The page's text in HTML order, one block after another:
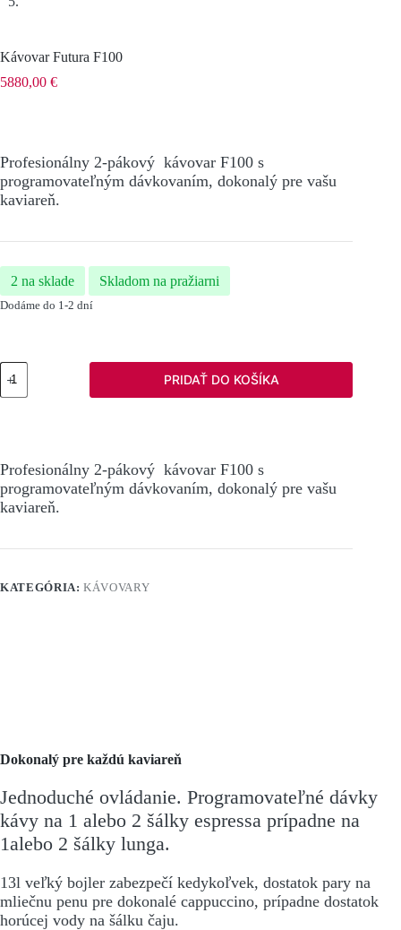
Kávovar Futura F100
5880,00 €
Profesionálny 2-pákový kávovar F100 s
programovateľným dávkovaním, dokonalý pre vašu
kaviareň.
2 na sklade Skladom na pražiarni
Dodáme do 1-2 dní
množstvo
Kávovar
Futura
PRIDAŤ DO KOŠÍKA
Profesionálny 2-pákový kávovar F100 s
programovateľným dávkovaním, dokonalý pre vašu
kaviareň.
KATEGÓRIA:KÁVOVARY
Dokonalý pre každú kaviareň
Jednoduché ovládanie. Programovateľné dávky
kávy na 1 alebo 2 šálky espressa prípadne na
1alebo 2 šálky lunga.
13l veľký bojler zabezpečí kedykoľvek, dostatok pary na
mliečnu penu pre dokonalé cappuccino, prípadne dostatok
horúcej vody na šálku čaju.